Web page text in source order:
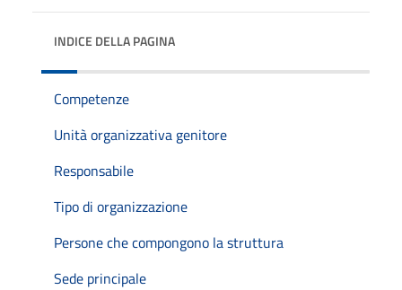
INDICE DELLA PAGINA
Competenze
Unità organizzativa genitore
Responsabile
Tipo di organizzazione
Persone che compongono la struttura
Sede principale